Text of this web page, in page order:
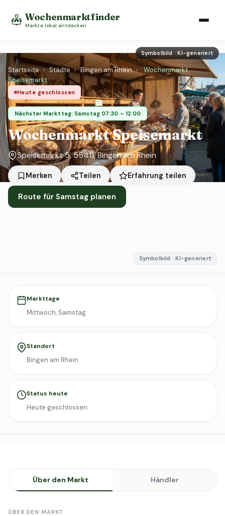
Wochenmarktfinder
Märkte lokal entdecken
Symbolbild · KI-generiert
Startseite › Städte › Bingen am Rhein ›
Wochenmarkt
Speisemarkt
Heute geschlossen
Nächster Markttag: Samstag 07:30 – 12:00
Wochenmarkt Speisemarkt
Speisemarkt 5, 55411, Bingen am Rhein
Merken Teilen Erfahrung teilen
Route für Samstag planen
Symbolbild · KI-generiert
Markttage
Mittwoch, Samstag
Standort
Bingen am Rhein
Status heute
Heute geschlossen
Über den Markt Händler
ÜBER DEN MARKT